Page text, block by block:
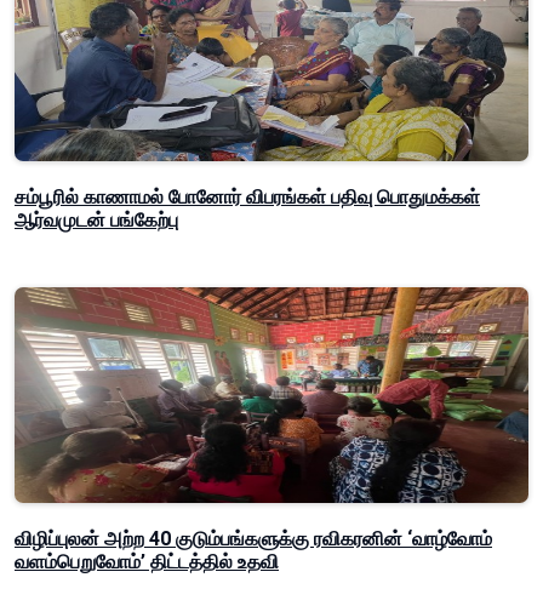
சம்பூரில் காணாமல் போனோர் விபரங்கள் பதிவு பொதுமக்கள்
ஆர்வமுடன் பங்கேற்பு
விழிப்புலன் அற்ற 40 குடும்பங்களுக்கு ரவிகரனின் ‘வாழ்வோம்
வளம்பெறுவோம்’ திட்டத்தில் உதவி